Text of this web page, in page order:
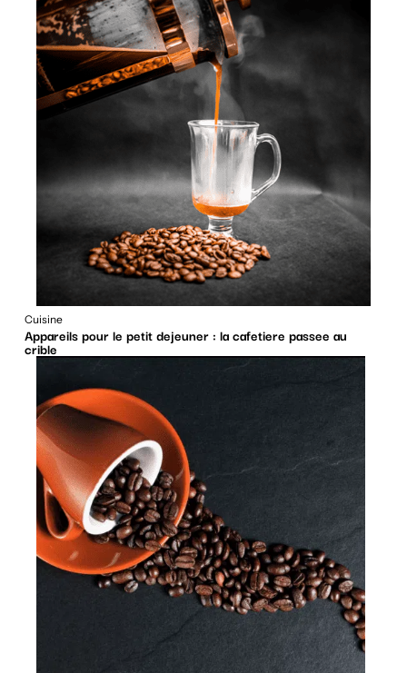
Cuisine
Appareils pour le petit dejeuner : la cafetiere passee au
crible